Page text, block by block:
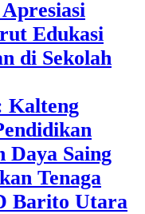
Edukasi
di Sekolah
Kalteng
Daya Saing
Tenaga
Barito Utara